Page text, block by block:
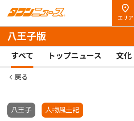
エリア
八王子版
すべて トップニュース 文化
戻る
八王子 人物風土記